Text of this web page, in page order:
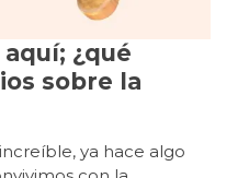
¿qué
sobre la
imprescindible para Auracast, pero no a la inversa, por lo que puede haber un audífono o un auricular que sea compatible con LE Audio, pero no con Auracast. Todos los fabricantes van haciendo sus progresos en este sentido. Actualmente, los audífonos Nexia y Vivia de GN y los Jabra Enhance Pro, los Samsung Galaxy Buds 2 Pro y los auriculares SennheiserMomentum TWS4 son compatibles con LE Audio y Auracast, y quizá ya haya alguno más. Otros fabricantes cuentan con la compatibilidad e incorporarán esta tecnología mediante una actualización de software, como es el caso de las últimas plataformas de Signia, Oticon y Cochlear. Esta tendencia propiciará una progresiva evolución hacia el estándar universal y los sistemas independientes de transmisión de cada fabricante irán desapareciendo en favor de esta nueva tecnología más fácil y accesible para todos. Del mismo modo, los accesorios basados en Auracast, ya sean micrófonos remotos o accesorios de televisión, serán compatibles con todos los audífonos que incorporen esta tecnología, independientemente de la marca. LE Audio y Auracast son dos productos relacionados pero diferentes: LE Audio es absolutamente imprescindible para Auracast, pero no a la inversa, por lo que puede haber un audífono o un auricular que sea compatible con LE Audio, pero no con Auracast. La incorporación de Auracast en la vida de los usuarios dependerá en gran medida de los dispositivos y de los lugares que decidan ofrecerlo. En el ámbito personal, los usuarios de audífonos experimentarán Auracast por primera vez con la conexión a los dispositivos de televisión y los micrófonos remotos, y poco a poco los accesorios serán menos necesarios a medida que los televisores incorporen directamente la transmisión Auracast (algunos ya la tienen). En lo que respecta a la vida social y laboral, se avecinan igualmente muchos cambios relacionados con esta nueva tecnología. Así, por ejemplo, será posible mejorar la acústica de una sala de reuniones con un dispositivo Auracast, escuchar la transmisión de un comentarista deportivo en un bar con mucha gente, escuchar a los funcionarios de los organismos públicos cuando hablan detrás del mostrador, o recibir con mayor calidad el audio en el cine o en el teatro. En el ámbito personal, los usuarios de audífonos experimentarán Auracast por primera vez con la conexión a los dispositivos de televisión y los micrófonos remotos. Sabemos que el avance de esta tecnología es imparable y que sin duda la conectividad, como se ha mencionado al principio, ha supuesto una mejora considerable en la calidad de escucha de los usuarios de audífonos. Pero… ¿Qué opinan los propios usuarios al respecto? Parece obvio que conocer la opinión de los pacientes puede aportar una información de primer orden en la evolución de los nuevos estándares de transmisión de audio. Que la conectividad ha marcado un antes y un después en la evolución de la tecnología auditiva parece una afirmación incuestionable. El MarkeTrak de 2022, sitúa la tasa de satisfacción de los usuarios de audífonos con capacidad de transmisión diez puntos porcentuales por encima de la de los usuarios de audífonos convencionales. Del mismo modo, los usuarios valoraron la capacidad de transmisión como la tercera característica más impactante de su experiencia auditiva, por detrás de la recarga y del control de volumen. Los estudios realizados para valorar las bondades de la conectividad se han centrado en analizar la mejora en la comprensión del habla, pero han prestado menor atención a la calidad del sonido transmitido. Algunas investigaciones han analizado las diferencias entre fabricantes en términos de calidad de transmisión. No obstante, para tomar en consideración estos resultados, es importante tener en cuenta variables como el acoplador de oído, ya que se ha demostrado que la calidad de audición de la transmisión disminuye cuanto menos ocluido está el canal auditivo, es decir, cuanto más abierta es la adaptación, hasta el punto de que algunos usuarios de adaptación abierta optan por volver a sus sistemas «tradicionales» de escucha (como auriculares inalámbricos), para la recepción de llamada o la escucha directa de audio desde sus dispositivos móviles. Un reciente estudio sobre conectividad revela que un 35% de los usuarios de audífonos encuestados consideró que la transmisión era conveniente y práctica tanto para las llamadas, como para el acceso directo a audios. Se recibieron 1.479 encuestas contestadas. En primer